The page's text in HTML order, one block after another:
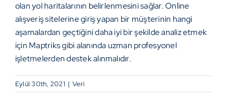
olan yol haritalarının belirlenmesini sağlar. Online
alışveriş sitelerine giriş yapan bir müşterinin hangi
aşamalardan geçtiğini daha iyi bir şekilde analiz etmek
için Maptriks gibi alanında uzman profesyonel
işletmelerden destek alınmalıdır.
Eylül 30th, 2021 | Veri